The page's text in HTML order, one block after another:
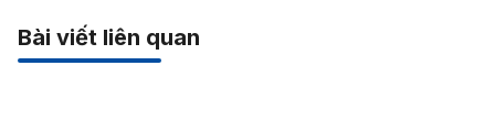
Bài viết liên quan